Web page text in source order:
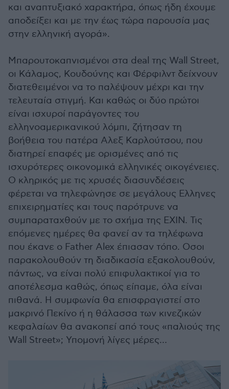
και αναπτυξιακό χαρακτήρα, όπως ήδη έχουμε
αποδείξει και με την έως τώρα παρουσία μας
στην ελληνική αγορά».
Μπαρουτοκαπνισμένοι στα deal της Wall Street,
οι Κάλαμος, Κουδούνης και Φέρφιλντ δείχνουν
διατεθειμένοι να το παλέψουν μέχρι και την
τελευταία στιγμή. Και καθώς οι δύο πρώτοι
είναι ισχυροί παράγοντες του
ελληνοαμερικανικού λόμπι, ζήτησαν τη
βοήθεια του πατέρα Αλεξ Καρλούτσου, που
διατηρεί επαφές με ορισμένες από τις
ισχυρότερες οικονομικά ελληνικές οικογένειες.
Ο κληρικός με τις χρυσές διασυνδέσεις
φέρεται να τηλεφώνησε σε μεγάλους Ελληνες
επιχειρηματίες και τους παρότρυνε να
συμπαραταχθούν με το σχήμα της ΕΧΙΝ. Τις
επόμενες ημέρες θα φανεί αν τα τηλέφωνα
που έκανε ο Father Alex έπιασαν τόπο. Οσοι
παρακολουθούν τη διαδικασία εξακολουθούν,
πάντως, να είναι πολύ επιφυλακτικοί για το
αποτέλεσμα καθώς, όπως είπαμε, όλα είναι
πιθανά. Η συμφωνία θα επισφραγιστεί στο
μακρινό Πεκίνο ή η θάλασσα των κινεζικών
κεφαλαίων θα ανακοπεί από τους «παλιούς της
Wall Street»; Υπομονή λίγες μέρες…